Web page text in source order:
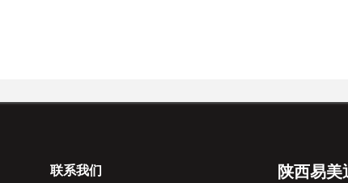
陕西易美
联系我们